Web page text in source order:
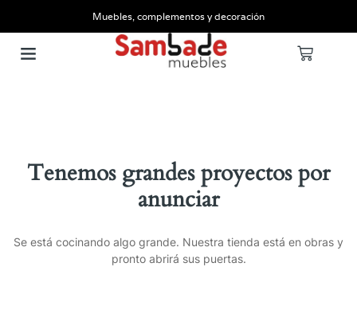
Muebles, complementos y decoración
Tenemos grandes proyectos por
anunciar
Se está cocinando algo grande. Nuestra tienda está en obras y
pronto abrirá sus puertas.